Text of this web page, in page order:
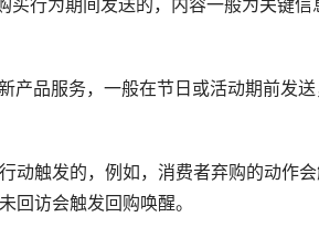
买行为期间发送的，内容一般为关键
产品服务，一般在节日或活动期前发
动触发的，例如，消费者弃购的动作
回访会触发回购唤醒。